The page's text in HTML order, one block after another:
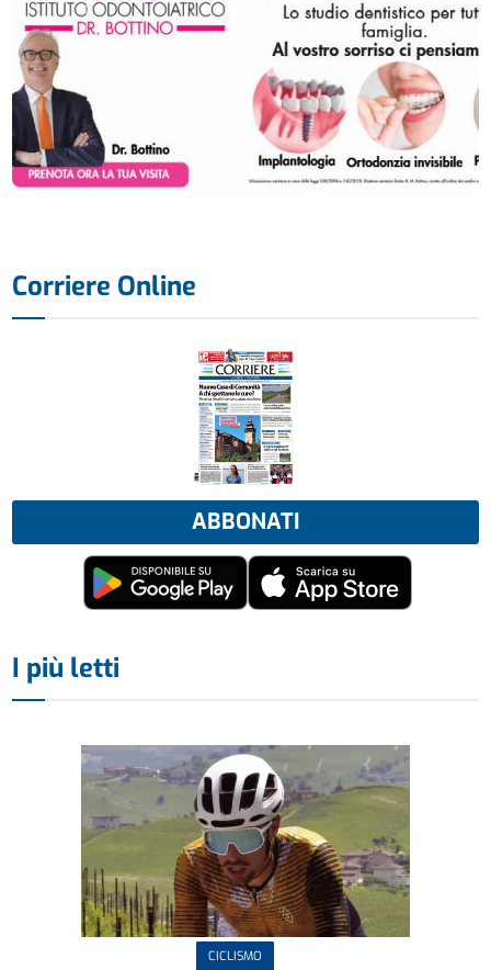
Corriere Online
ABBONATI
I più letti
CICLISMO